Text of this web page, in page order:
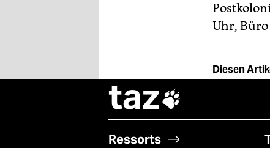
Uhr,
Diesen
taz
Ressorts